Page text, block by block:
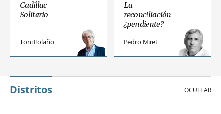
Cadillac
Solitario
Toni Bolaño
La
reconciliación
¿pendiente?
Pedro Miret
Distritos